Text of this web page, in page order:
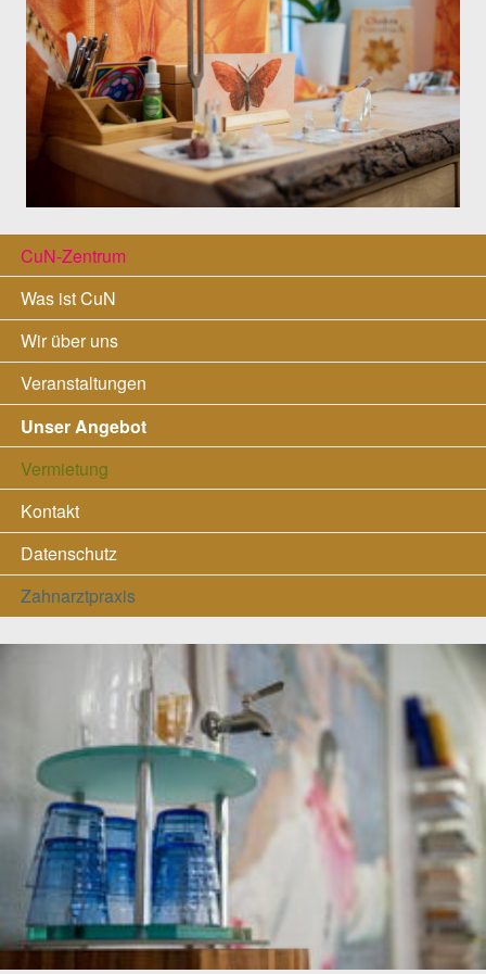
Navigation
überspringen
CuN-Zentrum
Was ist CuN
Wir über uns
Veranstaltungen
Unser Angebot
Vermietung
Kontakt
Datenschutz
Zahnarztpraxis